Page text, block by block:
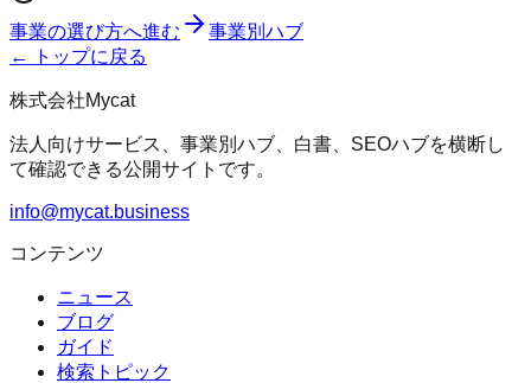
事業の選び方へ進む
事業別ハブ
← トップに戻る
株式会社Mycat
法人向けサービス、事業別ハブ、白書、SEOハブを横断し
て確認できる公開サイトです。
info@mycat.business
コンテンツ
ニュース
ブログ
ガイド
検索トピック